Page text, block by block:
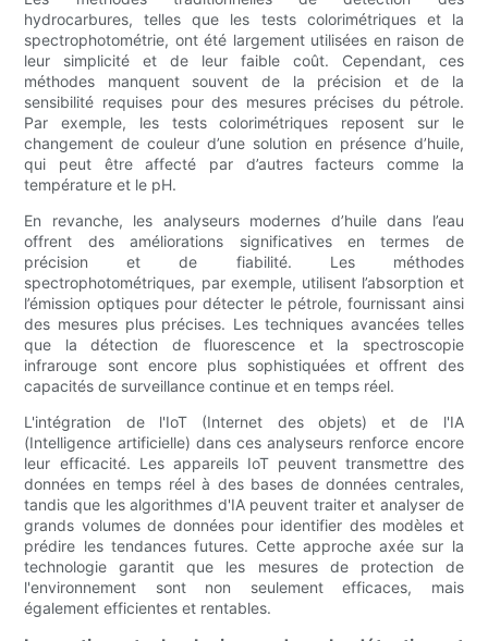
hydrocarbures, telles que les tests colorimétriques et la
spectrophotométrie, ont été largement utilisées en raison de
leur simplicité et de leur faible coût. Cependant, ces
méthodes manquent souvent de la précision et de la
sensibilité requises pour des mesures précises du pétrole.
Par exemple, les tests colorimétriques reposent sur le
changement de couleur d’une solution en présence d’huile,
qui peut être affecté par d’autres facteurs comme la
température et le pH.
En revanche, les analyseurs modernes d’huile dans l’eau
offrent des améliorations significatives en termes de
précision et de fiabilité. Les méthodes
spectrophotométriques, par exemple, utilisent l’absorption et
l’émission optiques pour détecter le pétrole, fournissant ainsi
des mesures plus précises. Les techniques avancées telles
que la détection de fluorescence et la spectroscopie
infrarouge sont encore plus sophistiquées et offrent des
capacités de surveillance continue et en temps réel.
L'intégration de l'IoT (Internet des objets) et de l'IA
(Intelligence artificielle) dans ces analyseurs renforce encore
leur efficacité. Les appareils IoT peuvent transmettre des
données en temps réel à des bases de données centrales,
tandis que les algorithmes d'IA peuvent traiter et analyser de
grands volumes de données pour identifier des modèles et
prédire les tendances futures. Cette approche axée sur la
technologie garantit que les mesures de protection de
l'environnement sont non seulement efficaces, mais
également efficientes et rentables.